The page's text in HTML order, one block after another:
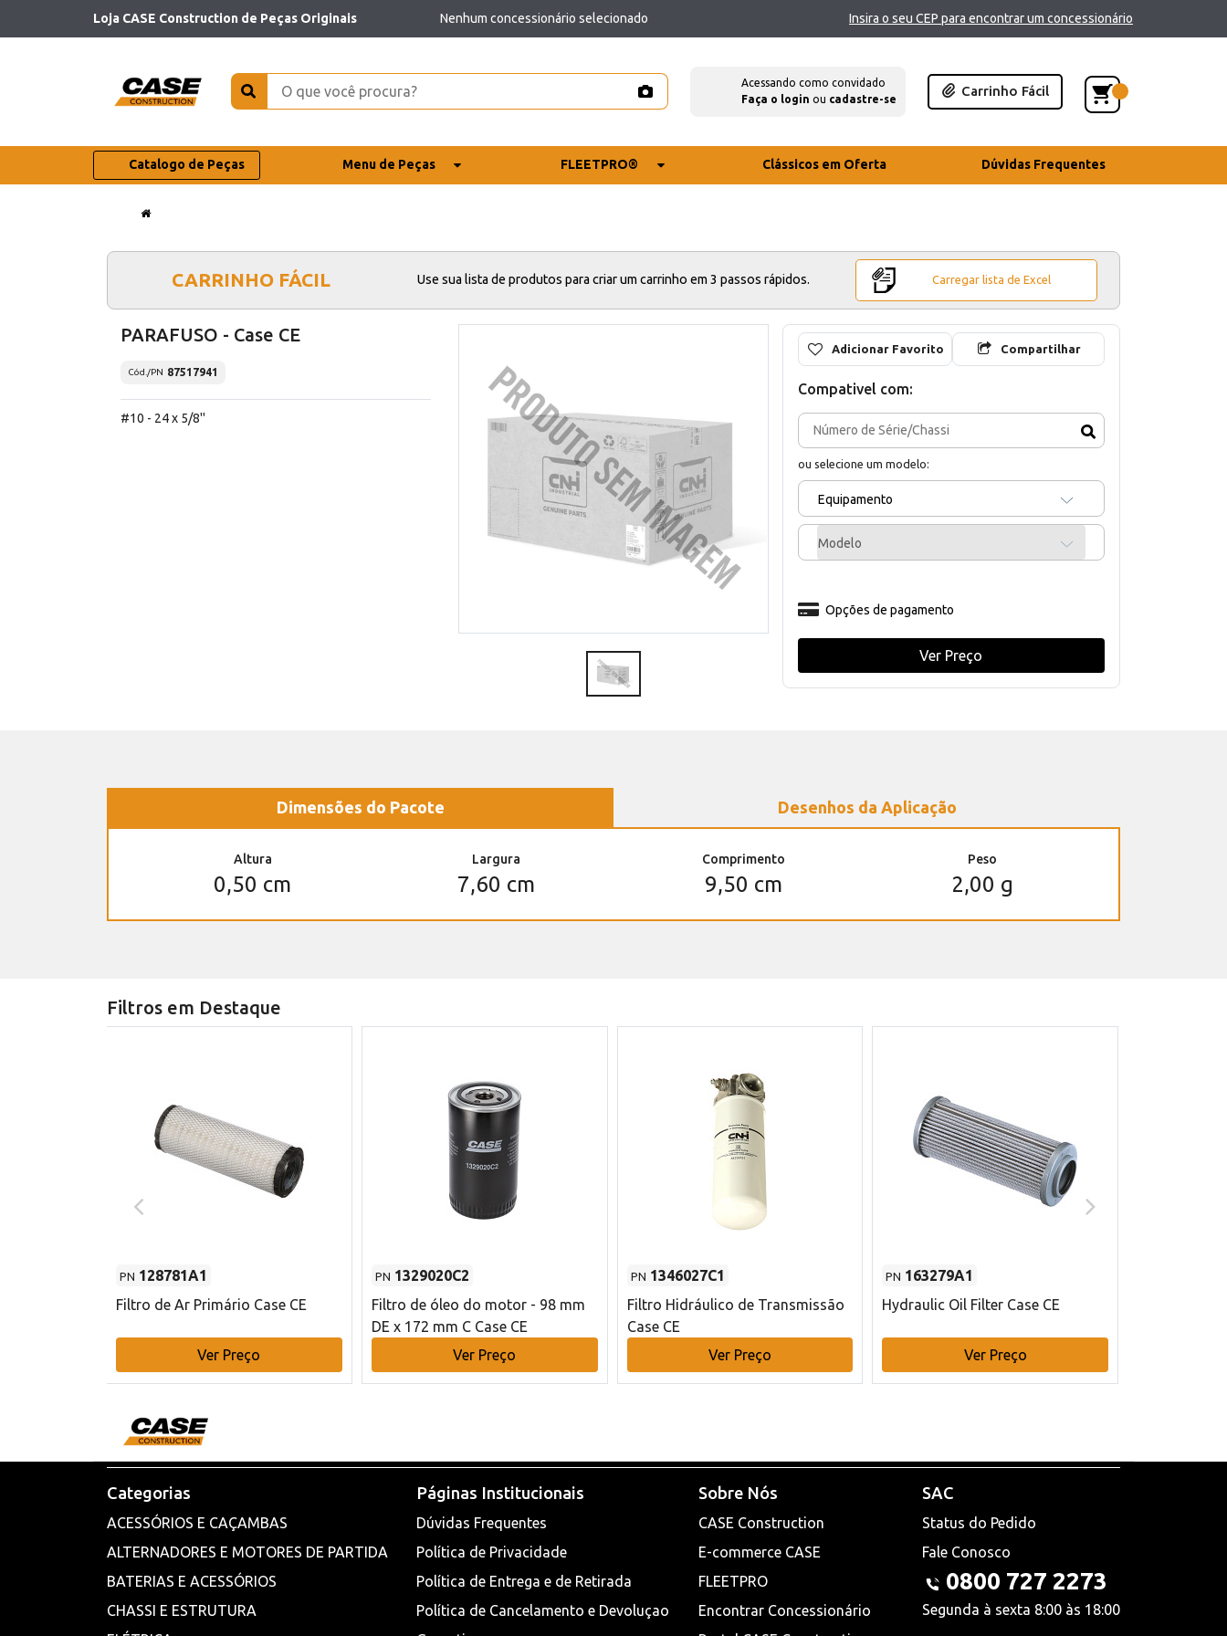
Loja CASE Construction de Peças Originais Nenhum concessionário selecionado Insira o seu CEP para encontrar um concessionário
Acessando como convidado
Faça o login ou cadastre-se
Carrinho Fácil
Catalogo de Peças Menu de Peças FLEETPRO® Clássicos em Oferta Dúvidas Frequentes
CARRINHO FÁCIL Use sua lista de produtos para criar um carrinho em 3 passos rápidos. Carregar lista de Excel
PARAFUSO - Case CE
Cód./PN 87517941
#10 - 24 x 5/8''
Adicionar Favorito Compartilhar
Compativel com:
ou selecione um modelo:
Equipamento
Modelo
Opções de pagamento
Ver Preço
Dimensões do Pacote Desenhos da Aplicação
Altura
0,50 cm
Largura
7,60 cm
Comprimento
9,50 cm
Peso
2,00 g
Filtros em Destaque
PN 128781A1
Filtro de Ar Primário Case CE
Ver Preço
PN 1329020C2
Filtro de óleo do motor - 98 mm
DE x 172 mm C Case CE
Ver Preço
PN 1346027C1
Filtro Hidráulico de Transmissão
Case CE
Ver Preço
PN 163279A1
Hydraulic Oil Filter Case CE
Ver Preço
Categorias
ACESSÓRIOS E CAÇAMBAS
ALTERNADORES E MOTORES DE PARTIDA
BATERIAS E ACESSÓRIOS
CHASSI E ESTRUTURA
Páginas Institucionais
Dúvidas Frequentes
Política de Privacidade
Política de Entrega e de Retirada
Política de Cancelamento e Devoluçao
Sobre Nós
CASE Construction
E-commerce CASE
FLEETPRO
Encontrar Concessionário
SAC
Status do Pedido
Fale Conosco
0800 727 2273
Segunda à sexta 8:00 às 18:00